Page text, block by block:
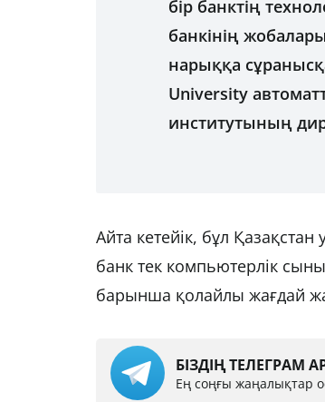
бір банктің
банкінің
нарыққа
University
институтының
Айта кетейік, бұл
банк тек компьютерлік
барынша қолайлы жағдай
БІЗДІҢ
Ең соңғы жаңалықтар